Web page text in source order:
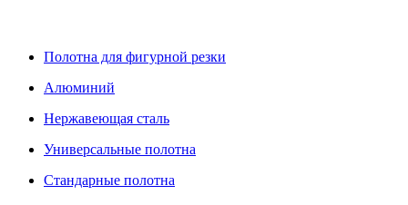
Полотна для фигурной резки
Алюминий
Нержавеющая сталь
Универсальные полотна
Стандарные полотна